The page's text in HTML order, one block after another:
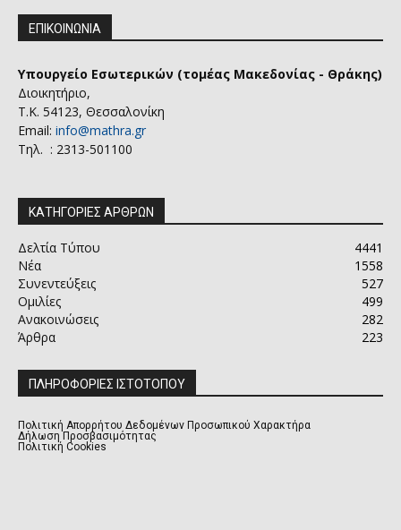
ΕΠΙΚΟΙΝΩΝΙΑ
Υπουργείο Εσωτερικών (τομέας Μακεδονίας - Θράκης)
Διοικητήριο,
Τ.Κ. 54123, Θεσσαλονίκη
Email: info@mathra.gr
Τηλ. : 2313-501100
ΚΑΤΗΓΟΡΙΕΣ ΑΡΘΡΩΝ
Δελτία Τύπου
4441
Νέα
1558
Συνεντεύξεις
527
Ομιλίες
499
Ανακοινώσεις
282
Άρθρα
223
ΠΛΗΡΟΦΟΡΙΕΣ ΙΣΤΟΤΟΠΟΥ
Πολιτική Απορρήτου Δεδομένων Προσωπικού Χαρακτήρα
Δήλωση Προσβασιμότητας
Πολιτική Cookies